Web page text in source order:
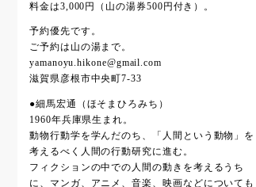
料金は3,000円（山の湯券500円付き）。
予約優先です。
ご予約は山の湯まで。
yamanoyu.hikone@gmail.com
滋賀県彦根市中央町7-33
●細馬宏通（ほそまひろみち）
1960年兵庫県生まれ。
動物行動学を学んだのち、「人間という動物」を
考えるべく人間の行動研究に進む。
フィクションの中での人間の動きを考えるうち
に、マンガ、アニメ、音楽、映画などについても